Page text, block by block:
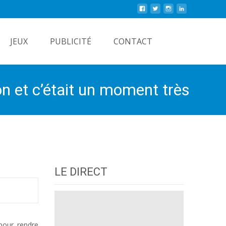
JEUX PUBLICITÉ CONTACT
et c’était un moment très
LE DIRECT